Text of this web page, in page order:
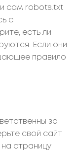
сам robots.txt
с
есть ли
Если они
правило
за
свой сайт
страницу